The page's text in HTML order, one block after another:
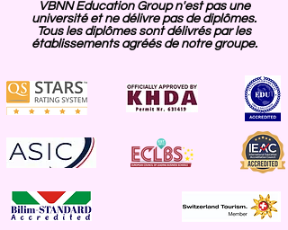
VBNN Education Group n'est pas une
université et ne délivre pas de diplômes.
Tous les diplômes sont délivrés par les
établissements agréés de notre groupe.